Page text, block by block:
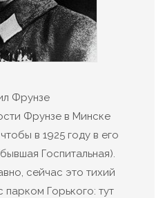
Фрунзе
Фрунзе в Минске
в 1925 году в его
Госпитальная).
сейчас это тихий
Горького: тут